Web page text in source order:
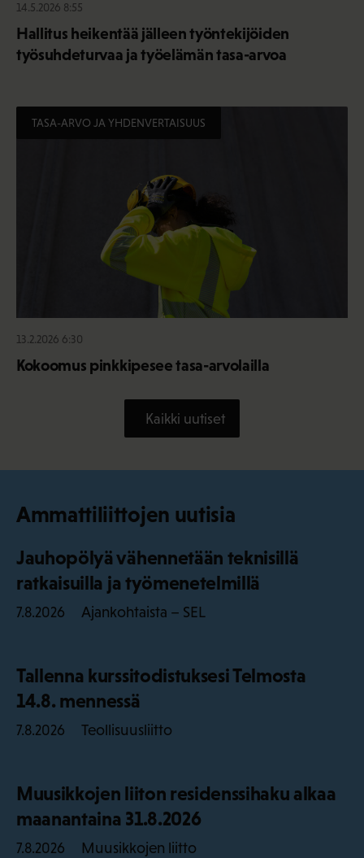
14.5.2026 8:55
Hallitus heikentää jälleen työntekijöiden
työsuhdeturvaa ja työelämän tasa-arvoa
TASA-ARVO JA YHDENVERTAISUUS
13.2.2026 6:30
Kokoomus pinkkipesee tasa-arvolailla
Kaikki uutiset
Ammattiliittojen uutisia
Jauhopölyä vähennetään teknisillä
ratkaisuilla ja työmenetelmillä
7.8.2026 Ajankohtaista – SEL
Tallenna kurssitodistuksesi Telmosta
14.8. mennessä
7.8.2026 Teollisuusliitto
Muusikkojen liiton residenssihaku alkaa
maanantaina 31.8.2026
7.8.2026 Muusikkojen liitto